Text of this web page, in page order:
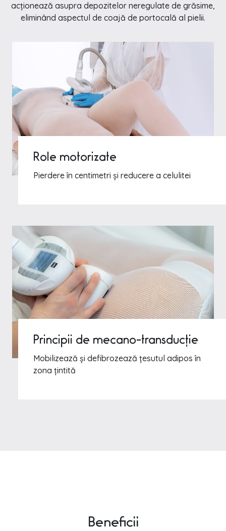
acționează asupra depozitelor neregulate de grăsime,
eliminând aspectul de coajă de portocală al pielii.
Role motorizate
Pierdere în centimetri și reducere a celulitei
Principii de mecano-transducție
Mobilizează și defibrozează țesutul adipos în
zona țintită
Beneficii